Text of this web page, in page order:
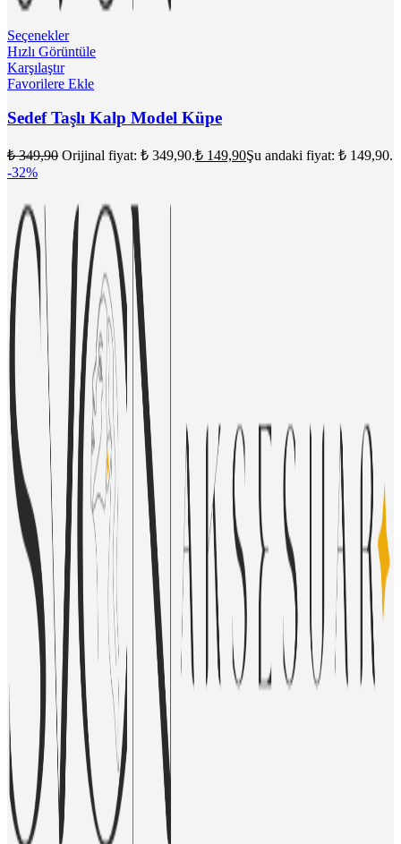
Seçenekler
Hızlı Görüntüle
Karşılaştır
Favorilere Ekle
Sedef Taşlı Kalp Model Küpe
₺349,90 Orijinal fiyat: ₺ 349,90.₺ 149,90Şu andaki fiyat: ₺ 149,90.
-32%